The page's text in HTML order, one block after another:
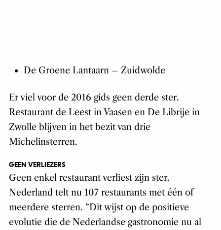
De Groene Lantaarn – Zuidwolde
Er viel voor de 2016 gids geen derde ster.
Restaurant de Leest in Vaasen en De Librije in
Zwolle blijven in het bezit van drie
Michelinsterren.
GEEN VERLIEZERS
Geen enkel restaurant verliest zijn ster.
Nederland telt nu 107 restaurants met één of
meerdere sterren. “Dit wijst op de positieve
evolutie die de Nederlandse gastronomie nu al